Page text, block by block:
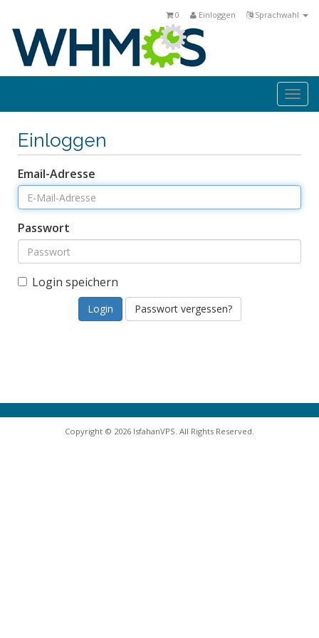
Sprachwahl
Einloggen
0
Einloggen
Email-Adresse
Passwort
Login speichern
Passwort vergessen?
Copyright © 2026 IsfahanVPS. All Rights Reserved.